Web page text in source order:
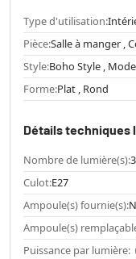
Type d'utilisation:
Pièce:Salle à manger ,
Style:Boho Style ,
Forme:Plat , Rond
Détails techniques
Nombre de lumière(s):3
Culot:E27
Ampoule(s) fournie(s):
Ampoule(s)
Puissance par lumière: